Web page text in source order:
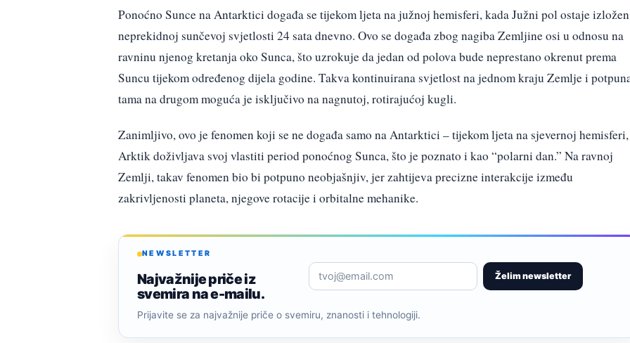
Ponoćno Sunce na Antarktici događa se tijekom ljeta na južnoj hemisferi, kada Južni pol ostaje izložen
neprekidnoj sunčevoj svjetlosti 24 sata dnevno. Ovo se događa zbog nagiba Zemljine osi u odnosu na
ravninu njenog kretanja oko Sunca, što uzrokuje da jedan od polova bude neprestano okrenut prema
Suncu tijekom određenog dijela godine. Takva kontinuirana svjetlost na jednom kraju Zemlje i
tama na drugom moguća je isključivo na nagnutoj, rotirajućoj kugli.
Zanimljivo, ovo je fenomen koji se ne događa samo na Antarktici – tijekom ljeta na sjevernoj hemisferi,
Arktik doživljava svoj vlastiti period ponoćnog Sunca, što je poznato i kao “polarni dan.” Na ravnoj
Zemlji, takav fenomen bio bi potpuno neobjašnjiv, jer zahtijeva precizne interakcije između
zakrivljenosti planeta, njegove rotacije i orbitalne mehanike.
NEWSLETTER
Najvažnije priče iz
svemira na e-mailu.
Želim newsletter
Prijavite se za najvažnije priče o svemiru, znanosti i tehnologiji.